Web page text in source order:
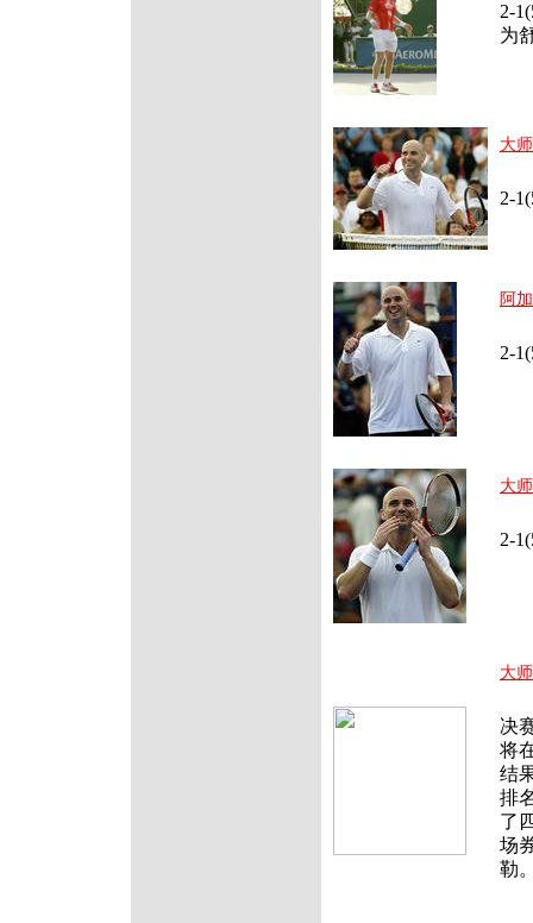
2-
为
大
2-
阿
2-
大
2-
大
决
将
结
排
了
场
勒